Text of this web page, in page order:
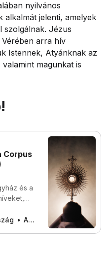
nyilvános
alkalmát jelenti, amelyek
szolgálnak. Jézus
Vérében arra hív
Istennek, Atyánknak az
magunkat is
Corpus
és a
A Szerkesztők